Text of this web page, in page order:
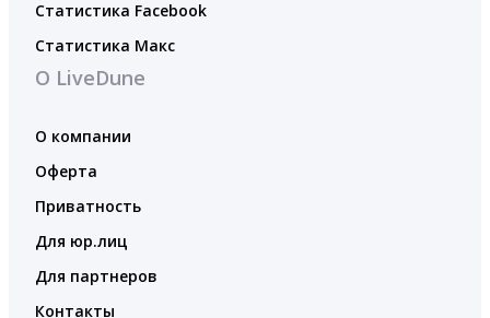
Статистика Facebook
Статистика Макс
О LiveDune
О компании
Оферта
Приватность
Для юр.лиц
Для партнеров
Контакты